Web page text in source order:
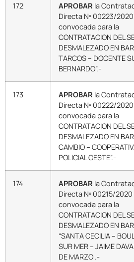
172 APROBAR la
Directa Nº 00223/2020
convocada para la
CONTRATACION DEL
DESMALEZADO EN
TARCOS – DOCENTE
BERNARDO”.-
173 APROBAR la
Directa Nº 00222/2020
convocada para la
CONTRATACION DEL
DESMALEZADO EN
CAMBIO –
POLICIAL OESTE”.-
174 APROBAR la
Directa Nº 00215/2020
convocada para la
CONTRATACION DEL
DESMALEZADO EN
“SANTA CECILIA –
SUR MER – JAIME
DE MARZO .-